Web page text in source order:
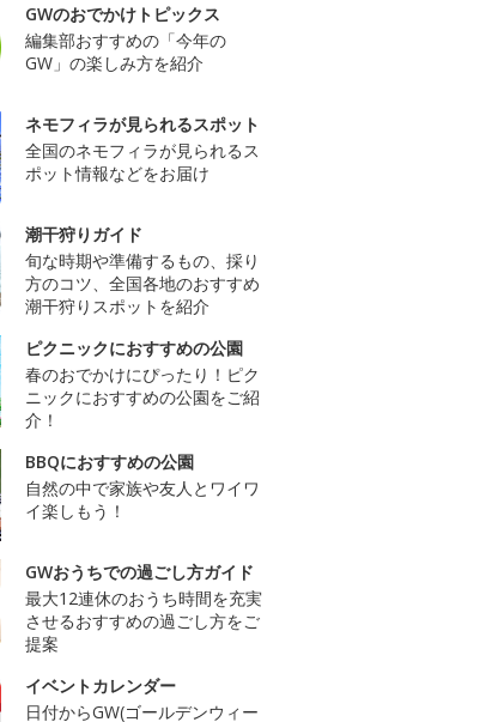
GWのおでかけトピックス
編集部おすすめの「今年の
GW」の楽しみ方を紹介
ネモフィラが見られるスポット
全国のネモフィラが見られるス
ポット情報などをお届け
潮干狩りガイド
旬な時期や準備するもの、採り
方のコツ、全国各地のおすすめ
潮干狩りスポットを紹介
ピクニックにおすすめの公園
春のおでかけにぴったり！ピク
ニックにおすすめの公園をご紹
介！
BBQにおすすめの公園
自然の中で家族や友人とワイワ
イ楽しもう！
GWおうちでの過ごし方ガイド
最大12連休のおうち時間を充実
させるおすすめの過ごし方をご
提案
イベントカレンダー
日付からGW(ゴールデンウィー